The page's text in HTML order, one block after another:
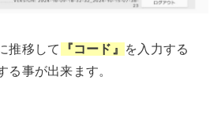
推移して 『コード』
を入力する
る事が出来ます。